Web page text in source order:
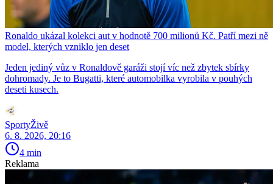
Ronaldo ukázal kolekci aut v hodnotě 700 milionů Kč. Patří mezi ně
model, kterých vzniklo jen deset
Jeden jediný vůz v Ronaldově garáži stojí víc než zbytek sbírky
dohromady. Je to Bugatti, které automobilka vyrobila v pouhých
deseti kusech.
SportyŽivě
6. 8. 2026, 20:16
4 min
Reklama